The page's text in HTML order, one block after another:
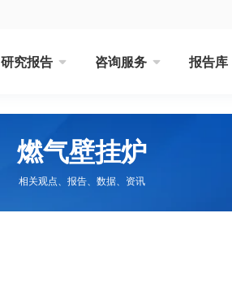
研究报告 咨询服务 报告库
燃气壁挂炉
相关观点、报告、数据、资讯